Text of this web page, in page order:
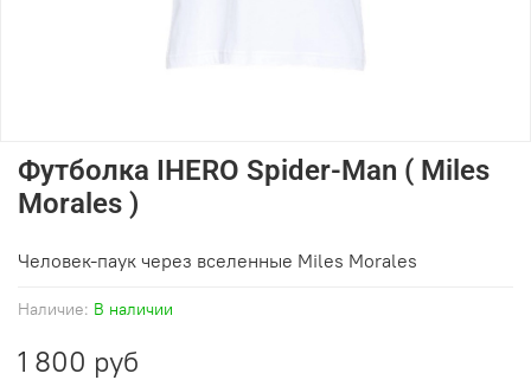
Наличие: В наличии
Футболка IHERO Spider-Man ( Miles
Morales )
1 800 руб
Человек-паук через вселенные Miles Morales